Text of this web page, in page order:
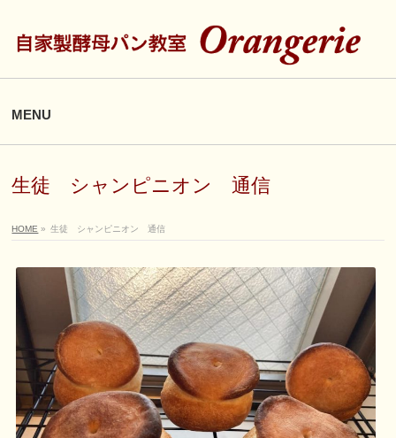
MENU
生徒 シャンピニオン 通信
HOME » 生徒 シャンピニオン 通信